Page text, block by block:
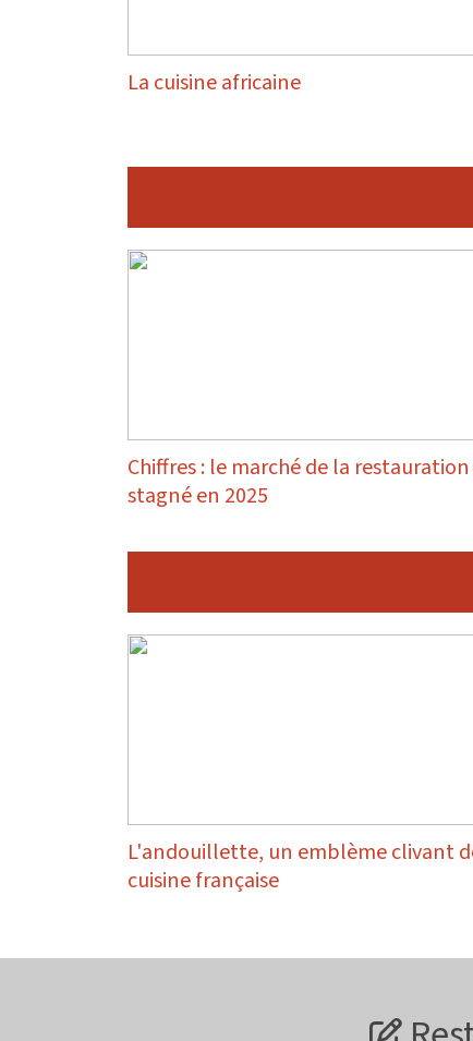
La cuisine africaine
Chiffres : le marché de la restauration
stagné en 2025
L'andouillette, un emblème clivant
cuisine française